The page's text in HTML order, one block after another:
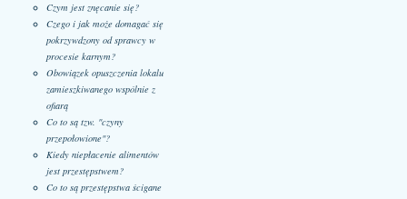
Czym jest znęcanie się?
Czego i jak może domagać się
pokrzywdzony od sprawcy w
procesie karnym?
Obowiązek opuszczenia lokalu
zamieszkiwanego wspólnie z
ofiarą
Co to są tzw. "czyny
przepołowione"?
Kiedy niepłacenie alimentów
jest przestępstwem?
Co to są przestępstwa ścigane